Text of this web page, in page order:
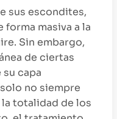
sus escondites,
forma masiva a la
Sin embargo,
de ciertas
capa
no siempre
totalidad de los